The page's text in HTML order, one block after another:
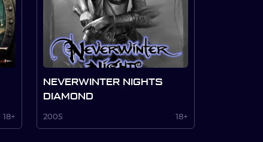
18+
NEVERWINTER NIGHTS
DIAMOND
2005 18+